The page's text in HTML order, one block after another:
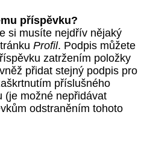
příspěvku?
si musíte nejdřív nějaký
Profil. Podpis můžete
zatržením položky
přidat stejný podpis pro
příslušného
(je možné nepřidávat
odstraněním tohoto